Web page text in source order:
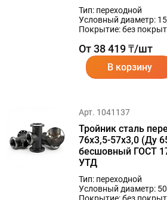
Тип: переходной
Условный диаметр:
Покрытие: без
От 38 419 ₸/шт
В корзину
Арт. 1041137
Тройник сталь
76х3,5-57х3,0 (Ду
бесшовный ГОСТ
УТД
Тип: переходной
Условный диаметр: 50